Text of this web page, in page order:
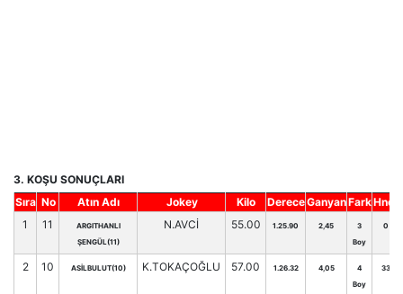
3. KOŞU SONUÇLARI
Sıra No Atın Adı Jokey Kilo DereceGanyanFarkHnd.
1
11
ARGITHANLI
ŞENGÜL(11)
N.AVCİ 55.00 1.25.90 2,45
3
Boy
0
2 10 ASİLBULUT(10) K.TOKAÇOĞLU 57.00 1.26.32 4,05
4
Boy
33